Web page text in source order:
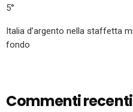
5°
Italia d’argento nella staffetta
fondo
Commenti recenti